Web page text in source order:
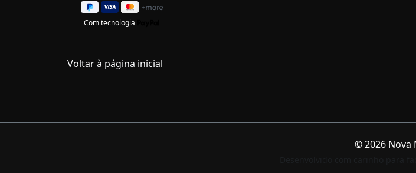
Com tecnologia
Voltar à página inicial
©2026 Nova